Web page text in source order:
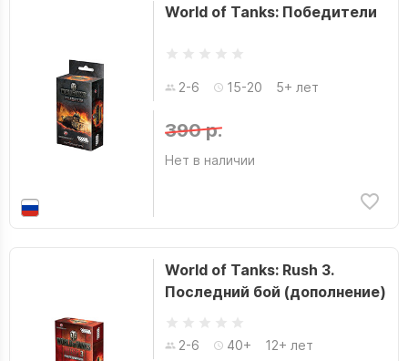
World of Tanks: Победители
2-6 15-20 5+ лет
390 р.
Нет в наличии
World of Tanks: Rush 3.
Последний бой (дополнение)
2-6 40+ 12+ лет